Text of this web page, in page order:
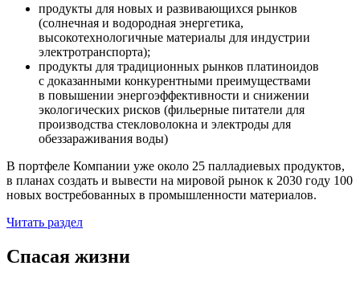
продукты для новых и развивающихся рынков
(солнечная и водородная энергетика,
высокотехнологичные материалы для индустрии
электротранспорта);
продукты для традиционных рынков платиноидов
с доказанными конкурентными преимуществами
в повышении энергоэффективности и снижении
экологических рисков (фильерные питатели для
производства стекловолокна и электроды для
обеззараживания воды)
В портфеле Компании уже около 25 палладиевых продуктов,
в планах создать и вывести на мировой рынок к 2030 году 100
новых востребованных в промышленности материалов.
Читать раздел
Спасая жизни